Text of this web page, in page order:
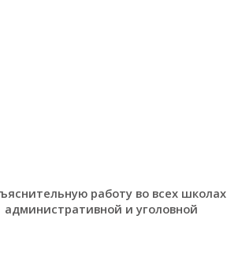
работу во всех школах
и уголовной